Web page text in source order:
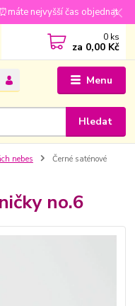
nejvyšší čas objednat
Menu
Hledat
0 ks
za 0,00 Kč
nebes
Černé saténové
no.6